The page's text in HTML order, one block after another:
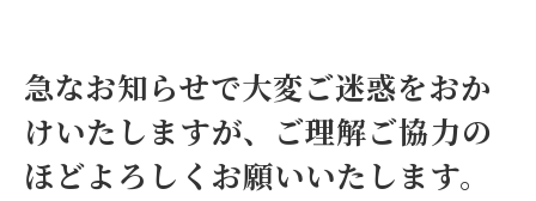
急なお知らせで大変ご迷惑をおか
けいたしますが、ご理解ご協力の
ほどよろしくお願いいたします。